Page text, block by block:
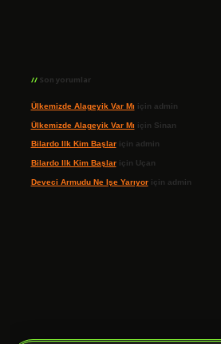
Son yorumlar
Ülkemizde Alageyik Var Mı için admin
Ülkemizde Alageyik Var Mı için Sinan
Bilardo Ilk Kim Başlariçin admin
Bilardo Ilk Kim Başlariçin Uçan
Deveci Armudu Ne Işe Yarıyoriçin admin